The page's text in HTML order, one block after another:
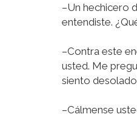
–Un hechicero
entendiste.
–Contra este
usted. Me
siento
–Cálmense